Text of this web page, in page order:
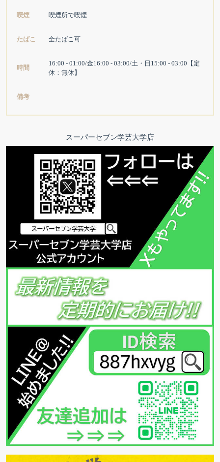
喫煙 喫煙所で喫煙
たばこ 全たばこ可
時間
16:00 - 01:00/金16:00 - 03:00/土・日15:00 - 03:00【定
休：無休】
備考
スーパーセブン学芸大学店